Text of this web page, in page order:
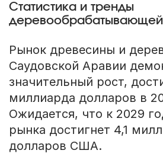
Статистика и тренды
деревообрабатывающей
Рынок древесины и
Саудовской Аравии
значительный рост,
миллиарда долларов в
Ожидается, что к 2029
рынка достигнет 4,1
долларов США.